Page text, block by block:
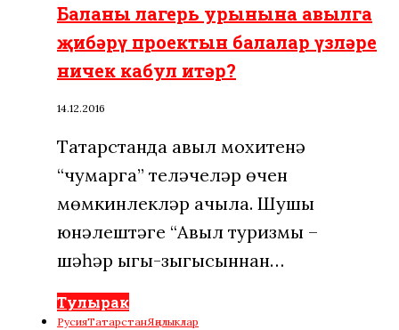
Баланы лагерь урынына авылга
җибәрү проектын балалар үзләре
ничек кабул итәр?
14.12.2016
Татарстанда авыл мохитенә
“чумарга” теләүчеләр өчен
мөмкинлекләр ачыла. Шушы
юнәлештәге “Авыл туризмы –
шәһәр ыгы-зыгысыннан…
Тулырак
РусияТатарстанЯңалыклар